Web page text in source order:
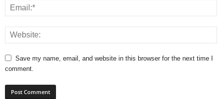
Save my name, email, and website in this browser for the next time I
comment.